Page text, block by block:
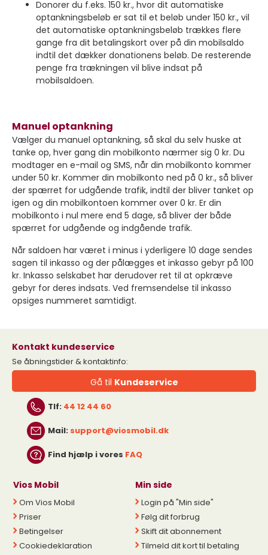
Donorer du f.eks. 150 kr., hvor dit automatiske
optankningsbeløb er sat til et beløb under 150 kr., vil
det automatiske optankningsbeløb trækkes flere
gange fra dit betalingskort over på din mobilsaldo
indtil det dækker donationens beløb. De resterende
penge fra trækningen vil blive indsat på
mobilsaldoen.
Manuel optankning
Vælger du manuel optankning, så skal du selv huske at
tanke op, hver gang din mobilkonto nærmer sig 0 kr. Du
modtager en e-mail og SMS, når din mobilkonto kommer
under 50 kr. Kommer din mobilkonto ned på 0 kr., så bliver
der spærret for udgående trafik, indtil der bliver tanket op
igen og din mobilkontoen kommer over 0 kr. Er din
mobilkonto i nul mere end 5 dage, så bliver der både
spærret for udgående og indgående trafik.
Når saldoen har været i minus i yderligere 10 dage sendes
sagen til inkasso og der pålægges et inkasso gebyr på 100
kr. Inkasso selskabet har derudover ret til at opkræve
gebyr for deres indsats. Ved fremsendelse til inkasso
opsiges nummeret samtidigt.
Kontakt kundeservice
Se åbningstider & kontaktinfo:
Gå til Kundeservice
Tlf: 44 12 44 60
Mail: support@viosmobil.dk
Find hjælp i vores FAQ
Vios Mobil
Om Vios Mobil
Priser
Betingelser
Cookiedeklaration
Min side
Login på "Min side"
Følg dit forbrug
Skift dit abonnement
Tilmeld dit kort til betaling